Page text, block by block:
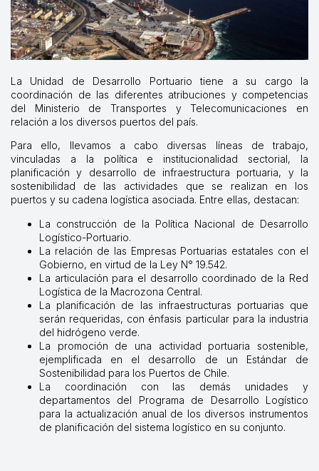
La Unidad de Desarrollo Portuario tiene a su cargo la
coordinación de las diferentes atribuciones y competencias
del Ministerio de Transportes y Telecomunicaciones en
relación a los diversos puertos del país.
Para ello, llevamos a cabo diversas líneas de trabajo,
vinculadas a la política e institucionalidad sectorial, la
planificación y desarrollo de infraestructura portuaria, y la
sostenibilidad de las actividades que se realizan en los
puertos y su cadena logística asociada. Entre ellas, destacan:
La construcción de la Política Nacional de Desarrollo
Logístico-Portuario.
La relación de las Empresas Portuarias estatales con el
Gobierno, en virtud de la Ley N° 19.542.
La articulación para el desarrollo coordinado de la Red
Logística de la Macrozona Central.
La planificación de las infraestructuras portuarias que
serán requeridas, con énfasis particular para la industria
del hidrógeno verde.
La promoción de una actividad portuaria sostenible,
ejemplificada en el desarrollo de un Estándar de
Sostenibilidad para los Puertos de Chile.
La coordinación con las demás unidades y
departamentos del Programa de Desarrollo Logístico
para la actualización anual de los diversos instrumentos
de planificación del sistema logístico en su conjunto.